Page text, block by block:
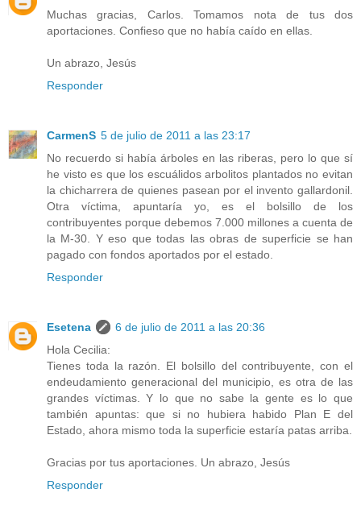
Muchas gracias, Carlos. Tomamos nota de tus dos
aportaciones. Confieso que no había caído en ellas.
Un abrazo, Jesús
Responder
CarmenS 5 de julio de 2011 a las 23:17
No recuerdo si había árboles en las riberas, pero lo que sí
he visto es que los escuálidos arbolitos plantados no evitan
la chicharrera de quienes pasean por el invento gallardonil.
Otra víctima, apuntaría yo, es el bolsillo de los
contribuyentes porque debemos 7.000 millones a cuenta de
la M-30. Y eso que todas las obras de superficie se han
pagado con fondos aportados por el estado.
Responder
Esetena
6 de julio de 2011 a las 20:36
Hola Cecilia:
Tienes toda la razón. El bolsillo del contribuyente, con el
endeudamiento generacional del municipio, es otra de las
grandes víctimas. Y lo que no sabe la gente es lo que
también apuntas: que si no hubiera habido Plan E del
Estado, ahora mismo toda la superficie estaría patas arriba.
Gracias por tus aportaciones. Un abrazo, Jesús
Responder